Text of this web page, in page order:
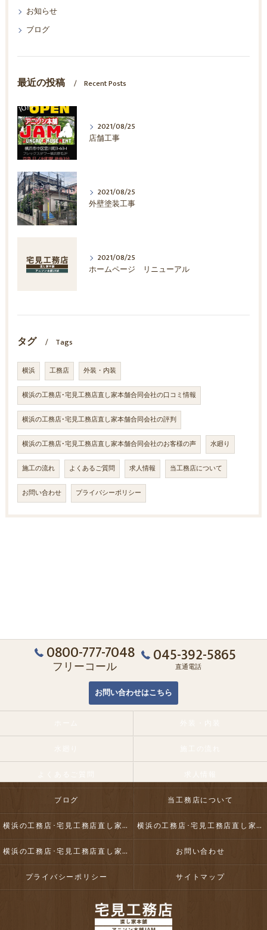
お知らせ
ブログ
最近の投稿 Recent Posts
2021/08/25
店舗工事
2021/08/25
外壁塗装工事
2021/08/25
ホームページ リニューアル
タグ Tags
横浜 工務店 外装・内装
横浜の工務店･宅見工務店直し家本舗合同会社の口コミ情報
横浜の工務店･宅見工務店直し家本舗合同会社の評判
横浜の工務店･宅見工務店直し家本舗合同会社のお客様の声 水廻り
施工の流れ よくあるご質問 求人情報 当工務店について
お問い合わせ プライバシーポリシー
0800-777-7048
フリーコール 045-392-5865
直通電話
お問い合わせはこちら
ブログ 当工務店について
横浜の工務店･宅見工務店直し家本舗合同会社の口コミ情報 横浜の工務店･宅見工務店直し家本舗合同会社の評判
横浜の工務店･宅見工務店直し家本舗合同会社のお客様の声 お問い合わせ
プライバシーポリシー サイトマップ